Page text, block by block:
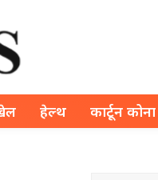
हेल्थ कार्टून कोना